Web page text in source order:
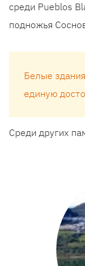
среди Pueblos
подножья
Белые
единую
Среди других